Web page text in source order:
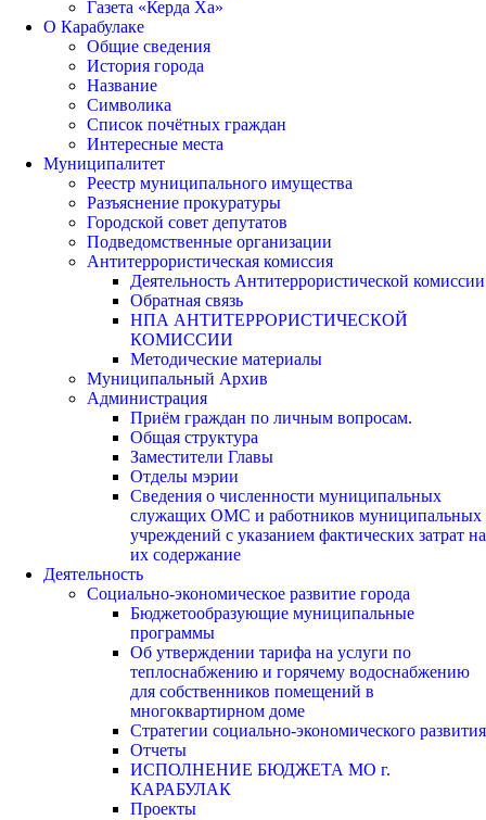
Газета «Керда Ха»
О Карабулаке
Общие сведения
История города
Название
Символика
Список почётных граждан
Интересные места
Муниципалитет
Реестр муниципального имущества
Разъяснение прокуратуры
Городской совет депутатов
Подведомственные организации
Антитеррористическая комиссия
Деятельность Антитеррористической комиссии
Обратная связь
НПА АНТИТЕРРОРИСТИЧЕСКОЙ
КОМИССИИ
Методические материалы
Муниципальный Архив
Администрация
Приём граждан по личным вопросам.
Общая структура
Заместители Главы
Отделы мэрии
Сведения о численности муниципальных
служащих ОМС и работников муниципальных
учреждений с указанием фактических затрат на
их содержание
Деятельность
Социально-экономическое развитие города
Бюджетообразующие муниципальные
программы
Об утверждении тарифа на услуги по
теплоснабжению и горячему водоснабжению
для собственников помещений в
многоквартирном доме
Стратегии социально-экономического развития
Отчеты
ИСПОЛНЕНИЕ БЮДЖЕТА МО г.
КАРАБУЛАК
Проекты